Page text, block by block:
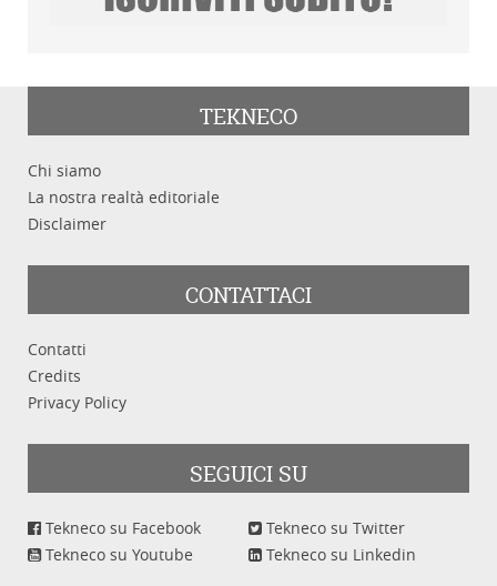
TEKNECO
Chi siamo
La nostra realtà editoriale
Disclaimer
CONTATTACI
Contatti
Credits
Privacy Policy
SEGUICI SU
Tekneco su Facebook
Tekneco su Twitter
Tekneco su Youtube
Tekneco su Linkedin